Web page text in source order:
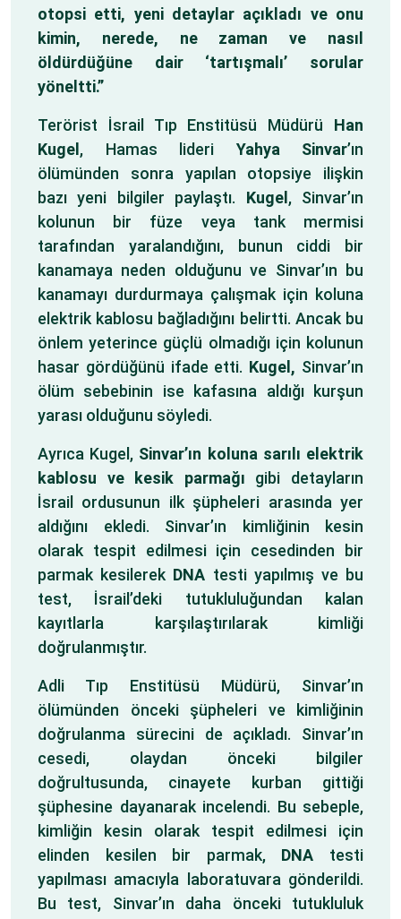
otopsi etti, yeni detaylar açıkladı ve onu
kimin, nerede, ne zaman ve nasıl
öldürdüğüne dair ‘tartışmalı’ sorular
yöneltti.”
Terörist İsrail Tıp Enstitüsü Müdürü Han
Kugel , Hamas lideri Yahya Sinvar’ın
ölümünden sonra yapılan otopsiye ilişkin
bazı yeni bilgiler paylaştı. Kugel , Sinvar’ın
kolunun bir füze veya tank mermisi
tarafından yaralandığını, bunun ciddi bir
kanamaya neden olduğunu ve Sinvar’ın bu
kanamayı durdurmaya çalışmak için koluna
elektrik kablosu bağladığını belirtti. Ancak bu
önlem yeterince güçlü olmadığı için kolunun
hasar gördüğünü ifade etti. Kugel, Sinvar’ın
ölüm sebebinin ise kafasına aldığı kurşun
yarası olduğunu söyledi.
Ayrıca Kugel, Sinvar’ın koluna sarılı elektrik
kablosu ve kesik parmağı gibi detayların
İsrail ordusunun ilk şüpheleri arasında yer
aldığını ekledi. Sinvar’ın kimliğinin kesin
olarak tespit edilmesi için cesedinden bir
parmak kesilerek DNA testi yapılmış ve bu
test, İsrail’deki tutukluluğundan kalan
kayıtlarla karşılaştırılarak kimliği
doğrulanmıştır.
Adli Tıp Enstitüsü Müdürü, Sinvar’ın
ölümünden önceki şüpheleri ve kimliğinin
doğrulanma sürecini de açıkladı. Sinvar’ın
cesedi, olaydan önceki bilgiler
doğrultusunda, cinayete kurban gittiği
şüphesine dayanarak incelendi. Bu sebeple,
kimliğin kesin olarak tespit edilmesi için
elinden kesilen bir parmak, DNA testi
yapılması amacıyla laboratuvara gönderildi.
Bu test, Sinvar’ın daha önceki tutukluluk